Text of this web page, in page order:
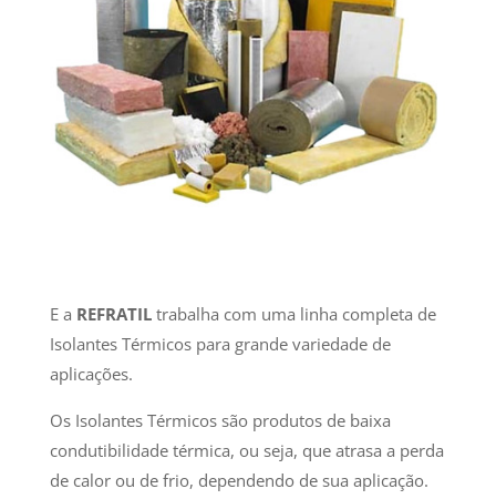
E a REFRATILtrabalha com uma linha completa de
Isolantes Térmicos para grande variedade de
aplicações.
Os Isolantes Térmicos são produtos de baixa
condutibilidade térmica, ou seja, que atrasa a perda
de calor ou de frio, dependendo de sua aplicação.